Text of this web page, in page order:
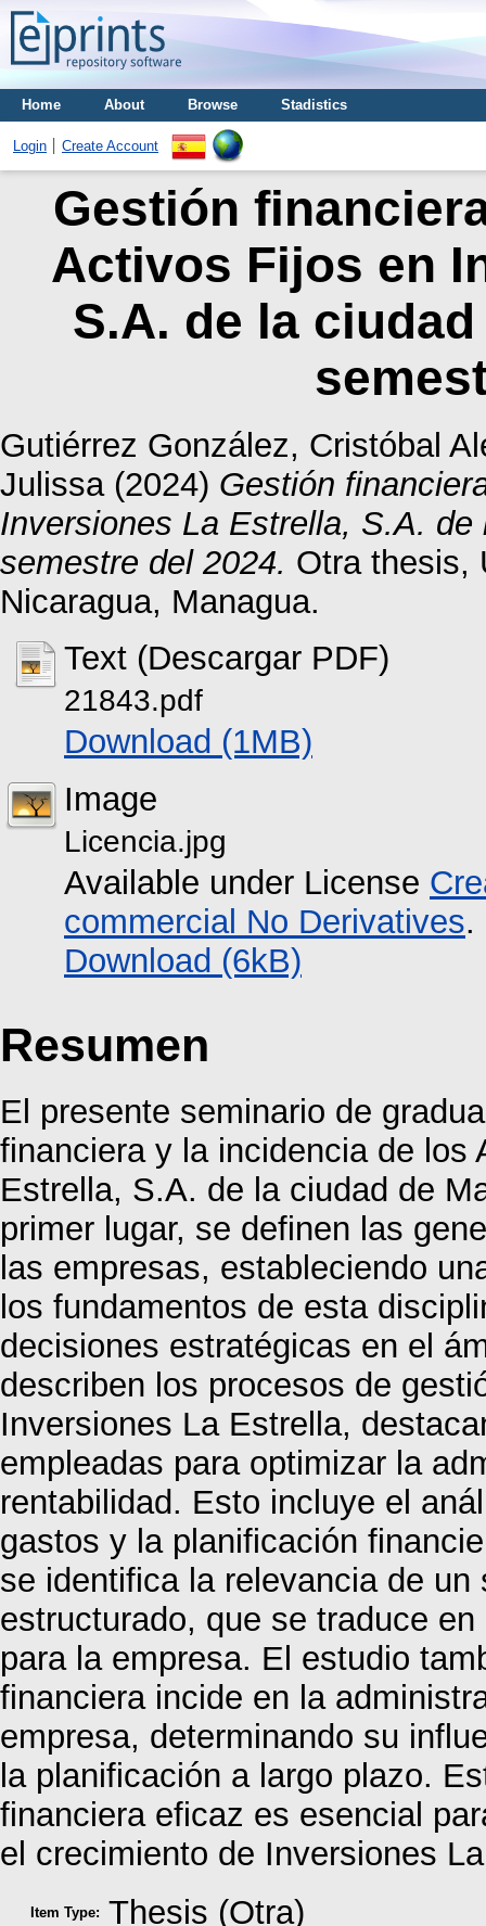
Home About Browse Stadistics
Login Create Account
Gestión
Activos Fijos en
S.A. de la
Gutiérrez González, Cristóbal
Julissa(2024) Gestión
Inversiones La Estrella, S.A.
semestre del 2024. Otra thesis,
Nicaragua, Managua.
Text (Descargar PDF)
21843.pdf
Download (1MB)
Image
Licencia.jpg
Available under License
commercial No Derivatives.
Download (6kB)
Resumen
El presente seminario de
financiera y la incidencia de los
Estrella, S.A. de la ciudad de
primer lugar, se definen las
las empresas, estableciendo
los fundamentos de esta
decisiones estratégicas en el
describen los procesos de
Inversiones La Estrella,
empleadas para optimizar la
rentabilidad. Esto incluye el
gastos y la planificación
se identifica la relevancia de
estructurado, que se traduce
para la empresa. El estudio
financiera incide en la
empresa, determinando su
la planificación a largo plazo.
financiera eficaz es esencial
el crecimiento de Inversiones
Item Type: Thesis (Otra)